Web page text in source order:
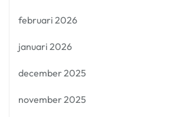
februari 2026
januari 2026
december 2025
november 2025